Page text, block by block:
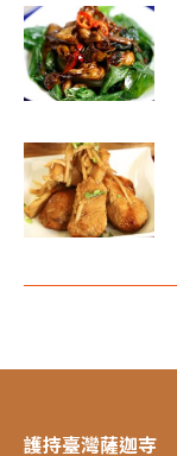
護持臺灣薩迦寺